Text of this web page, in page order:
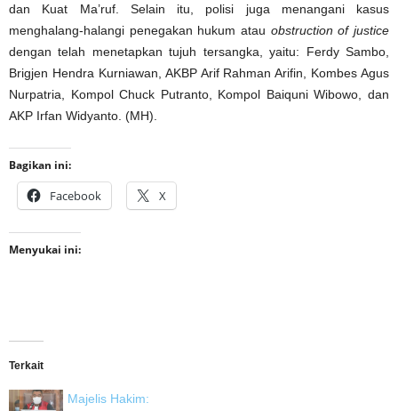
dan Kuat Ma’ruf. Selain itu, polisi juga menangani kasus
menghalang-halangi penegakan hukum atau obstruction of justice
dengan telah menetapkan tujuh tersangka, yaitu: Ferdy Sambo,
Brigjen Hendra Kurniawan, AKBP Arif Rahman Arifin, Kombes Agus
Nurpatria, Kompol Chuck Putranto, Kompol Baiquni Wibowo, dan
AKP Irfan Widyanto. (MH).
Bagikan ini:
Facebook X
Menyukai ini:
Terkait
Majelis Hakim: